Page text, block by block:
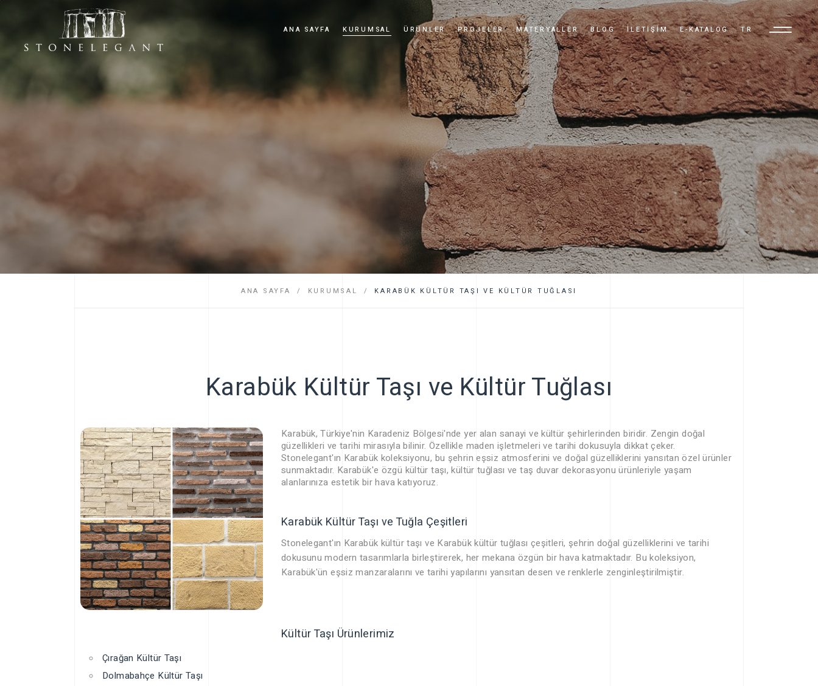
ANA SAYFA KURUMSAL
Değerlerimiz
Kalite Politikamız
Uygulamalar
Haberler ve Etkinlikler
ÜRÜNLER
Kültür Taşı
Kültür Tuğlası
PROJELER MATERYALLER BLOG İLETIŞIM E-KATALOG TR
TR
EN
AR
ANA SAYFA KURUMSAL KARABÜK KÜLTÜR TAŞI VE KÜLTÜR TUĞLASI
Karabük Kültür Taşı ve Kültür Tuğlası
Karabük, Türkiye'nin Karadeniz Bölgesi'nde yer alan sanayi ve kültür şehirlerinden biridir. Zengin doğal
güzellikleri ve tarihi mirasıyla bilinir. Özellikle maden işletmeleri ve tarihi dokusuyla dikkat çeker.
Stonelegant'ın Karabük koleksiyonu, bu şehrin eşsiz atmosferini ve doğal güzelliklerini yansıtan özel ürünler
sunmaktadır. Karabük'e özgü kültür taşı, kültür tuğlası ve taş duvar dekorasyonu ürünleriyle yaşam
alanlarınıza estetik bir hava katıyoruz.
Karabük Kültür Taşı ve Tuğla Çeşitleri
Stonelegant'ın Karabük kültür taşı ve Karabük kültür tuğlası çeşitleri, şehrin doğal güzelliklerini ve tarihi
dokusunu modern tasarımlarla birleştirerek, her mekana özgün bir hava katmaktadır. Bu koleksiyon,
Karabük'ün eşsiz manzaralarını ve tarihi yapılarını yansıtan desen ve renklerle zenginleştirilmiştir.
Kültür Taşı Ürünlerimiz
Çırağan Kültür Taşı
Dolmabahçe Kültür Taşı